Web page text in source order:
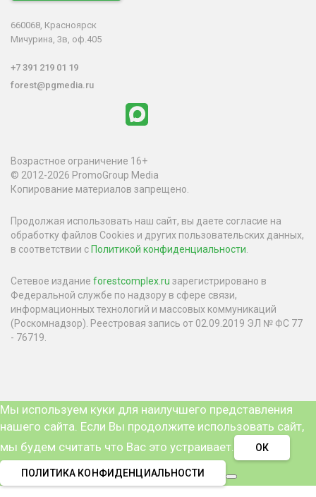
660068, Красноярск
Мичурина, 3в, оф.405
+7 391 219 01 19
forest@pgmedia.ru
Возрастное ограничение 16+
© 2012-2026 PromoGroup Media
Копирование материалов запрещено.
Продолжая использовать наш сайт, вы даете согласие на
обработку файлов Cookies и других пользовательских данных,
в соответствии с Политикой конфиденциальности.
Сетевое издание forestcomplex.ru зарегистрировано в
Федеральной службе по надзору в сфере связи,
информационных технологий и массовых коммуникаций
(Роскомнадзор). Реестровая запись от 02.09.2019 ЭЛ № ФС 77
- 76719.
Мы используем куки для наилучшего представления
нашего сайта. Если Вы продолжите использовать сайт,
мы будем считать что Вас это устраивает.
ОК
ПОЛИТИКА КОНФИДЕНЦИАЛЬНОСТИ